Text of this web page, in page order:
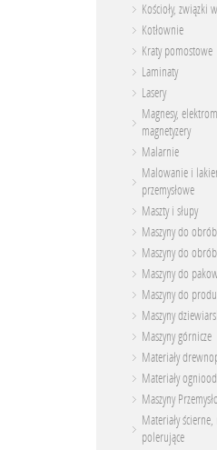
Kościoły, związki
Kotłownie
Kraty pomostowe
Laminaty
Lasery
Magnesy,
magnetyzery
Malarnie
Malowanie i
przemysłowe
Maszty i słupy
Maszyny do
Maszyny do
Maszyny do
Maszyny do
Maszyny
Maszyny górnicze
Materiały
Materiały
Maszyny
Materiały ścierne,
polerujące